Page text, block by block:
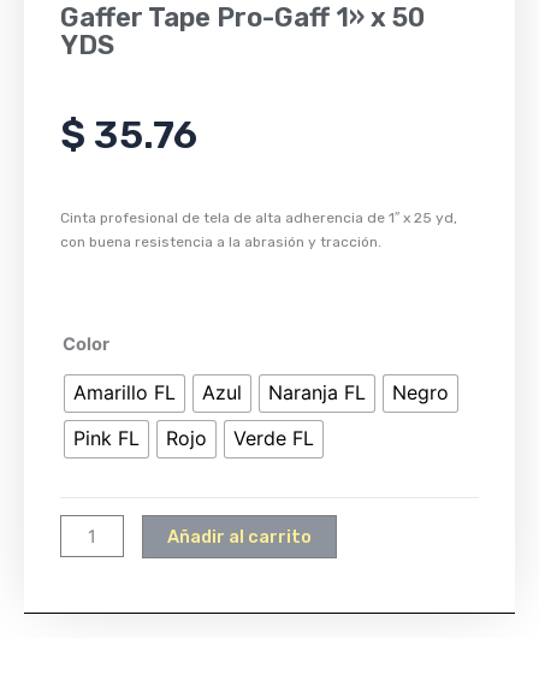
Gaffer Tape Pro-Gaff 1» x 50
YDS
$ 35.76
Cinta profesional de tela de alta adherencia de 1″ x 25 yd,
con buena resistencia a la abrasión y tracción.
Color
Amarillo FL Azul Naranja FL
Negro
Pink FL
Rojo Verde FL
Gaffer
Pro-
Gaff
1''
50
YDS
Añadir al carrito